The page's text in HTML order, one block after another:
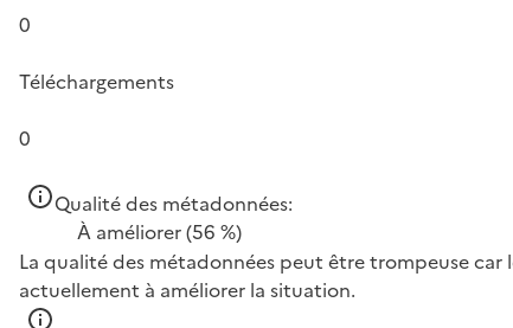
0
Téléchargements
0
Qualité des métadonnées:
À améliorer(56 %)
La qualité des métadonnées peut être trompeuse
actuellement à améliorer la situation.